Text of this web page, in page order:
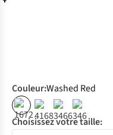
Couleur:Washed Red
Choisissez votre taille: